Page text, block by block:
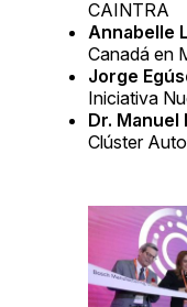
CAINTRA
Annabelle
Canadá en
Jorge
Iniciativa
Dr. Manuel
Clúster